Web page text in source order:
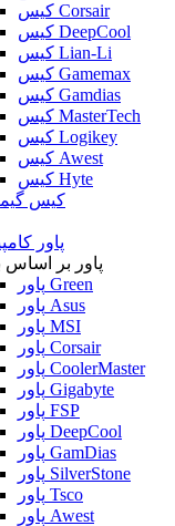
کیس Corsair
کیس DeepCool
کیس Lian-Li
کیس Gamemax
کیس Gamdias
کیس MasterTech
کیس Logikey
کیس Awest
کیس Hyte
کیس
پاور
پاور بر اساس
پاور Green
پاور Asus
پاور MSI
پاور Corsair
پاور CoolerMaster
پاور Gigabyte
پاور FSP
پاور DeepCool
پاور GamDias
پاور SilverStone
پاور Tsco
پاور Awest